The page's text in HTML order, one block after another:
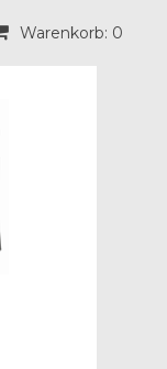
Warenkorb: 0